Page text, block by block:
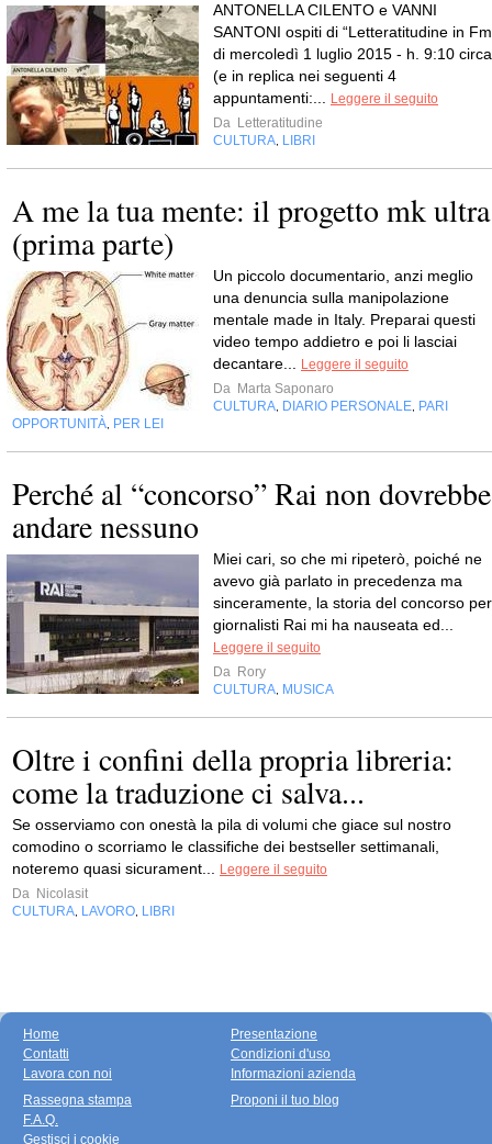
ANTONELLA CILENTO e VANNI
SANTONI ospiti di “Letteratitudine in
di mercoledì 1 luglio 2015 - h. 9:10 circa
(e in replica nei seguenti 4
appuntamenti:...
Leggere il seguito
Da Letteratitudine
CULTURA LIBRI
A me la tua mente: il progetto mk ultra
(prima parte)
Un piccolo documentario, anzi meglio
una denuncia sulla manipolazione
mentale made in Italy. Preparai questi
video tempo addietro e poi li lasciai
decantare...
Leggere il seguito
Da Marta Saponaro
CULTURA DIARIO PERSONALE PARI
OPPORTUNITÀ PER LEI
Perché al “concorso” Rai non dovrebbe
andare nessuno
Miei cari, so che mi ripeterò, poiché ne
avevo già parlato in precedenza ma
sinceramente, la storia del concorso per
giornalisti Rai mi ha nauseata ed...
Leggere il seguito
Da Rory
CULTURA MUSICA
Oltre i confini della propria libreria:
come la traduzione ci salva...
Se osserviamo con onestà la pila di volumi che giace sul nostro
comodino o scorriamo le classifiche dei bestseller settimanali,
noteremo quasi sicurament...
Leggere il seguito
Da Nicolasit
CULTURA LAVORO LIBRI
Home
Contatti
Lavora con noi
Presentazione
Condizioni d'uso
Informazioni azienda
Rassegna stampa
F.A.Q.
Gestisci i cookie
Proponi il tuo blog